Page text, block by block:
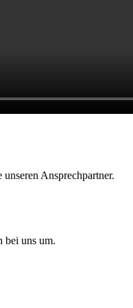
Ansprechpartner.
bei uns um.